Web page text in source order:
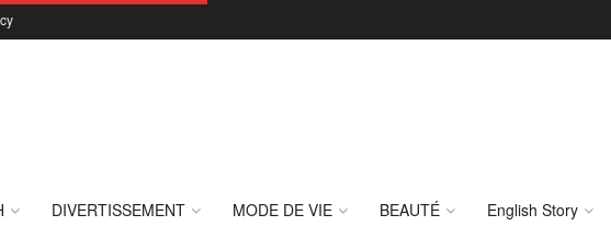
DIVERTISSEMENT MODE DE VIE BEAUTÉ English Story